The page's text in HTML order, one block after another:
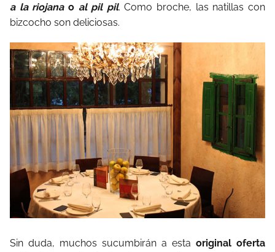
a la riojanao al pil pil. Como broche, las natillas con
bizcocho son deliciosas.
Sin duda, muchos sucumbirán a esta original oferta